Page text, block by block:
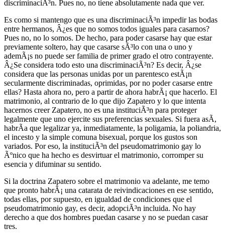
discriminaciÃ³n. Pues no, no tiene absolutamente nada que ver.
Es como si mantengo que es una discriminaciÃ³n impedir las bodas
entre hermanos, Â¿es que no somos todos iguales para casarnos?
Pues no, no lo somos. De hecho, para poder casarse hay que estar
previamente soltero, hay que casarse sÃ³lo con una o uno y
ademÃ¡s no puede ser familia de primer grado el otro contrayente.
Â¿Se considera todo esto una discriminaciÃ³n? Es decir, Â¿se
considera que las personas unidas por un parentesco estÃ¡n
secularmente discriminadas, oprimidas, por no poder casarse entre
ellas? Hasta ahora no, pero a partir de ahora habrÃ¡ que hacerlo. El
matrimonio, al contrario de lo que dijo Zapatero y lo que intenta
hacernos creer Zapatero, no es una instituciÃ³n para proteger
legalmente que uno ejercite sus preferencias sexuales. Si fuera asÃ­,
habrÃ­a que legalizar ya, inmediatamente, la poligamia, la poliandria,
el incesto y la simple comuna bisexual, porque los gustos son
variados. Por eso, la instituciÃ³n del pseudomatrimonio gay lo
Ãºnico que ha hecho es desvirtuar el matrimonio, corromper su
esencia y difuminar su sentido.
Si la doctrina Zapatero sobre el matrimonio va adelante, me temo
que pronto habrÃ¡ una catarata de reivindicaciones en ese sentido,
todas ellas, por supuesto, en igualdad de condiciones que el
pseudomatrimonio gay, es decir, adopciÃ³n incluida. No hay
derecho a que dos hombres puedan casarse y no se puedan casar
tres.